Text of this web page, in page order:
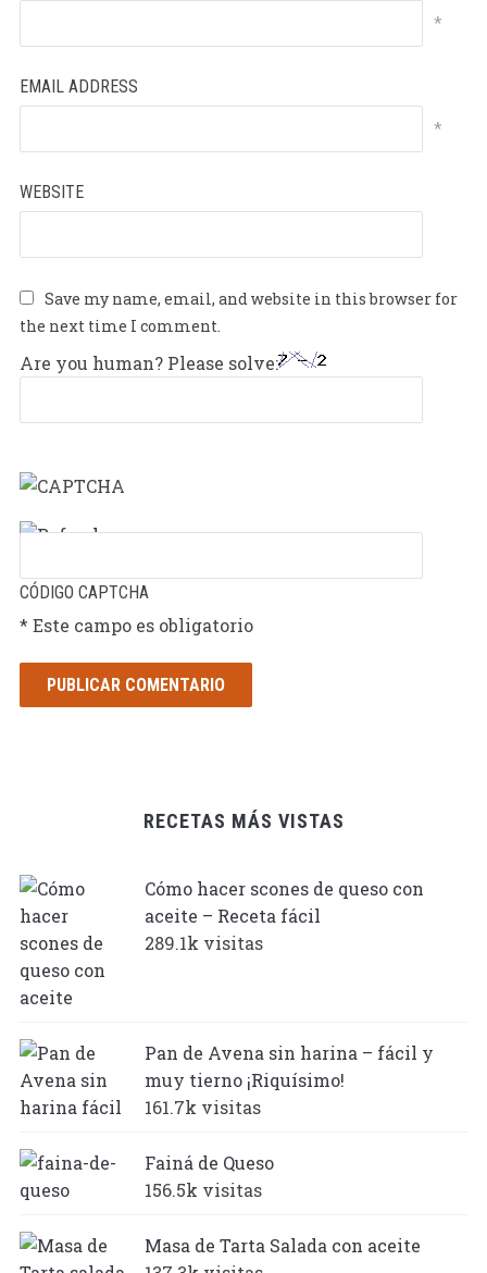
*
EMAIL ADDRESS
*
WEBSITE
Save my name, email, and website in this browser for
the next time I comment.
Are you human? Please solve:
CÓDIGO CAPTCHA
* Este campo es obligatorio
RECETAS MÁS VISTAS
Cómo hacer scones de queso con
aceite – Receta fácil
289.1k visitas
Pan de Avena sin harina – fácil y
muy tierno ¡Riquísimo!
161.7k visitas
Fainá de Queso
156.5k visitas
Masa de Tarta Salada con aceite